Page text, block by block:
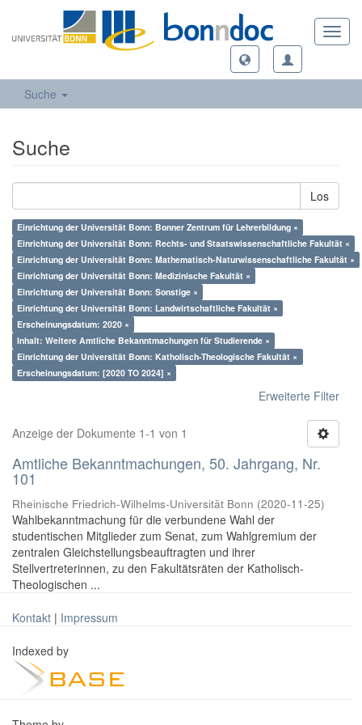
Suche
Suche
Los
Einrichtung der Universität Bonn: Bonner Zentrum für Lehrerbildung ×
Einrichtung der Universität Bonn: Rechts- und Staatswissenschaftliche Fakultät ×
Einrichtung der Universität Bonn: Mathematisch-Naturwissenschaftliche Fakultät ×
Einrichtung der Universität Bonn: Medizinische Fakultät ×
Einrichtung der Universität Bonn: Sonstige ×
Einrichtung der Universität Bonn: Landwirtschaftliche Fakultät ×
Erscheinungsdatum: 2020 ×
Inhalt: Weitere Amtliche Bekanntmachungen für Studierende ×
Einrichtung der Universität Bonn: Katholisch-Theologische Fakultät ×
Erscheinungsdatum: [2020 TO 2024] ×
Erweiterte Filter
Anzeige der Dokumente 1-1 von 1
Amtliche Bekanntmachungen, 50. Jahrgang, Nr.
101
Rheinische Friedrich-Wilhelms-Universität Bonn (2020-11-25)
Wahlbekanntmachung für die verbundene Wahl der
studentischen Mitglieder zum Senat, zum Wahlgremium der
zentralen Gleichstellungsbeauftragten und ihrer
Stellvertreterinnen, zu den Fakultätsräten der Katholisch-
Theologischen ...
Kontakt | Impressum
Indexed by